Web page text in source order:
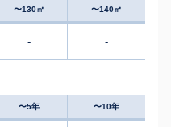
〜130㎡ 〜140㎡
- -
〜5年 〜10年